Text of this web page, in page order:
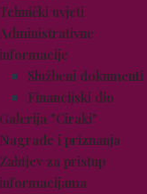
Tehnički uvjeti
Administrativne
informacije
Službeni dokumenti
Financijski dio
Galerija "Ciraki"
Nagrade i priznanja
Zahtjev za pristup
informacijama